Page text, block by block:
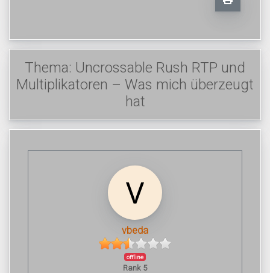
Thema: Uncrossable Rush RTP und
Multiplikatoren – Was mich überzeugt
hat
vbeda
offline
Rank 5